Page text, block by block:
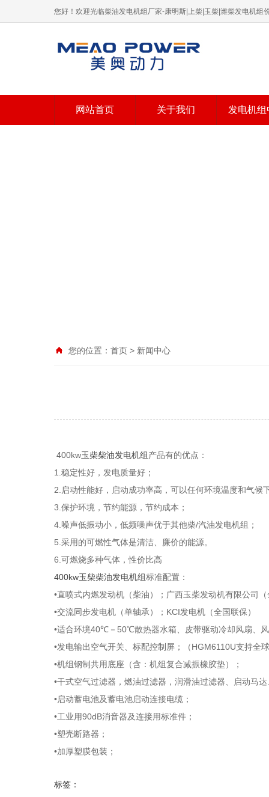
您好！欢迎光临柴油发电机组厂家-康明斯|上柴|玉柴|潍柴发电机
网站首页 关于我们 发电机组
您的位置： 首页 > 新闻中心
400kw玉柴柴油发电机组 产品有的优点：
1. 稳定性好，发电质量好；
2. 启动性能好，启动成功率高，可以任何环境温度和气候
3. 保护环境，节约能源，节约成本；
4. 噪声低振动小，低频噪声优于其他柴/汽油发电机组；
5. 采用的可燃性气体是清洁、廉价的能源。
6. 可燃烧多种气体，性价比高
400kw玉柴柴油发电机组 标准配置：
•直喷式内燃发动机（柴油）；广西玉柴发动机有限公司
•交流同步发电机（单轴承）； KCI发电机（全国联保）
•适合环境40℃ － 50℃散热器水箱、皮带驱动冷却风扇、
•发电输出空气开关、标配控制屏；（ HGM6110U支持全
•机组钢制共用底座（含：机组复合减振橡胶垫）；
•干式空气过滤器，燃油过滤器，润滑油过滤器、启动马
•启动蓄电池及蓄电池启动连接电缆；
•工业用90dB消音器及连接用标准件；
•塑壳断路器；
•加厚塑膜包装；
标签：